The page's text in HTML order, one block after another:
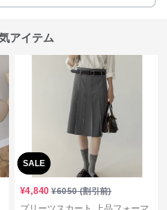
アイテム
SALE
¥4,840 ¥6050(割引前)